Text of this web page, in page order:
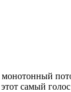
монотонный
самый